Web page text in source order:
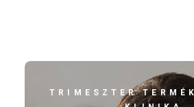
TRIMESZTER